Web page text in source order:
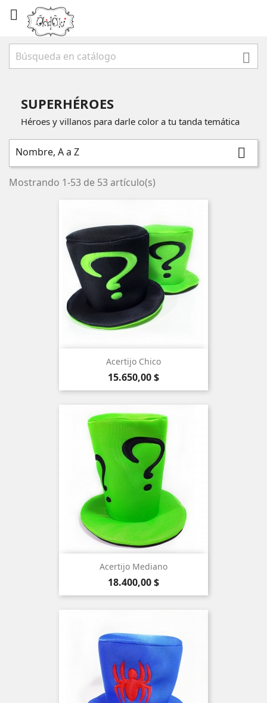


SUPERHÉROES
Héroes y villanos para darle color a tu tanda temática
Nombre, A a Z 
Mostrando 1-53 de 53 artículo(s)
Acertijo Chico
Precio
15.650,00 $
Acertijo Mediano
Precio
18.400,00 $